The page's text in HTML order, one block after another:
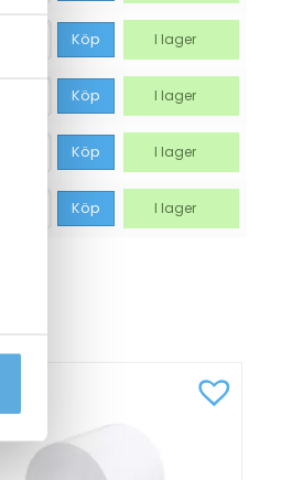
Köp I lager
Köp I lager
Köp I lager
Köp I lager